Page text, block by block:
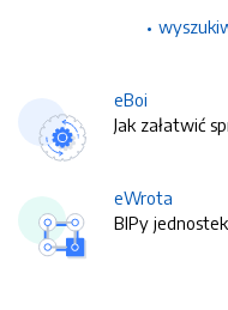
eBoi
Jak załatwić
eWrota
BIPy